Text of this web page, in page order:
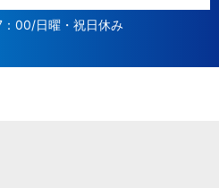
00/日曜・祝日休み